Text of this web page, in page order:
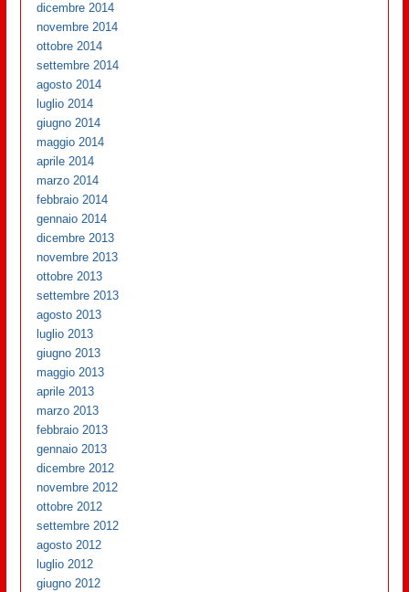
dicembre 2014
novembre 2014
ottobre 2014
settembre 2014
agosto 2014
luglio 2014
giugno 2014
maggio 2014
aprile 2014
marzo 2014
febbraio 2014
gennaio 2014
dicembre 2013
novembre 2013
ottobre 2013
settembre 2013
agosto 2013
luglio 2013
giugno 2013
maggio 2013
aprile 2013
marzo 2013
febbraio 2013
gennaio 2013
dicembre 2012
novembre 2012
ottobre 2012
settembre 2012
agosto 2012
luglio 2012
giugno 2012